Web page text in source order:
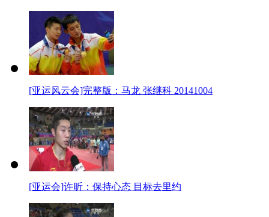
[亚运风云会]完整版：马龙 张继科 20141004
[亚运会]许昕：保持心态 目标去里约